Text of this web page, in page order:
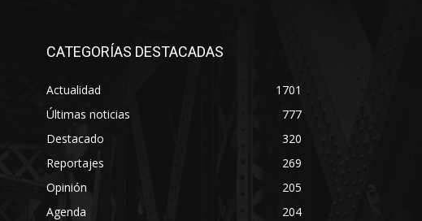
CATEGORÍAS DESTACADAS
Actualidad
1701
Últimas noticias
777
Destacado
320
Reportajes
269
Opinión
205
Agenda
204